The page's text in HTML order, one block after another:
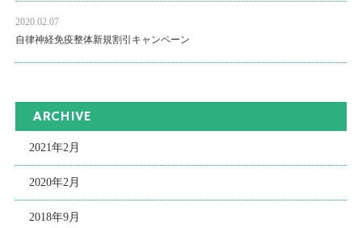
2020.02.07
自律神経免疫整体新規割引キャンペーン
ARCHIVE
2021年2月
2020年2月
2018年9月